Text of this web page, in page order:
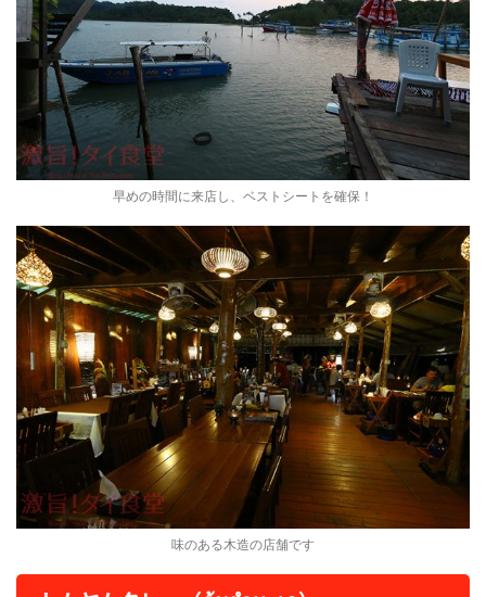
早めの時間に来店し、ベストシートを確保！
味のある木造の店舗です